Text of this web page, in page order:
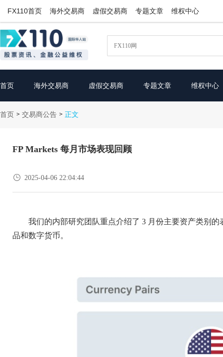
FX110首页 海外交易商 虚假交易商 专题文章 维权中心
首页 海外交易商 虚假交易商 专题文章 维权中心
首页 > 交易商公告 > 正文
FP Markets 每月市场表现回顾
 2025-04-06 22:04:44
我们的内部研究团队重点介绍了 3 月份主要资产类别
品和数字货币。